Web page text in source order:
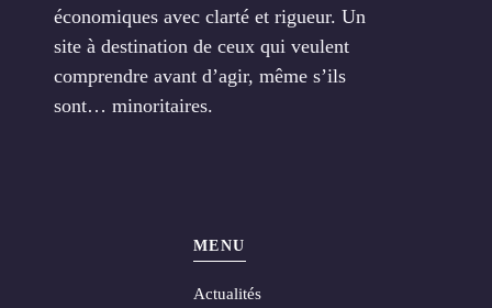
économiques avec clarté et rigueur. Un
site à destination de ceux qui veulent
comprendre avant d’agir, même s’ils
sont… minoritaires.
MENU
Actualités